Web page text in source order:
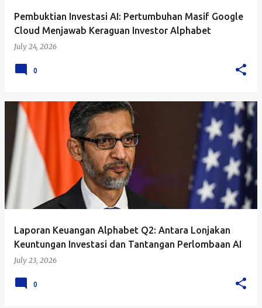
Pembuktian Investasi AI: Pertumbuhan Masif Google
Cloud Menjawab Keraguan Investor Alphabet
July 24, 2026
0
Laporan Keuangan Alphabet Q2: Antara Lonjakan
Keuntungan Investasi dan Tantangan Perlombaan AI
July 23, 2026
0